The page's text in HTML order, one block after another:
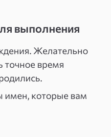
с одинаковыми
характеры
что имя оказывает
жизнь. Ведь все
яхту назовете, так
о том, как
рождения.
выполнения
Желательно
точное время
имен, которые вам